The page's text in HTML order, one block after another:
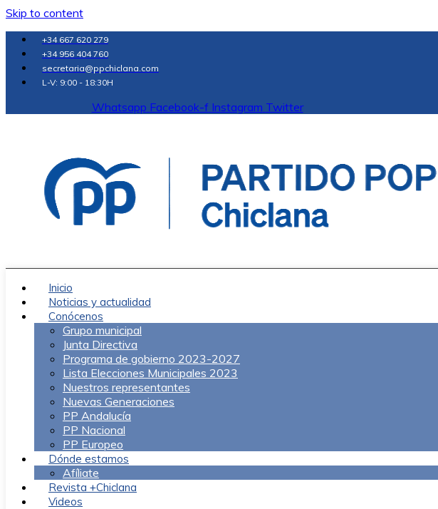
Skip to content
+34 667 620 279
+34 956 404 760
secretaria@ppchiclana.com
L-V: 9:00 - 18:30H
Whatsapp Facebook-f Instagram Twitter
Inicio
Noticias y actualidad
Conócenos
Grupo municipal
Junta Directiva
Programa de gobierno 2023-2027
Lista Elecciones Municipales 2023
Nuestros representantes
Nuevas Generaciones
PP Andalucía
PP Nacional
PP Europeo
Dónde estamos
Afíliate
Revista +Chiclana
Videos